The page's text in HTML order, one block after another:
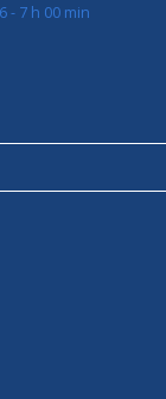
- 7 h 00 min